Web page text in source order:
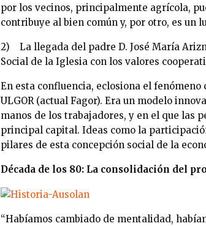
por los vecinos, principalmente agrícola,
contribuye al bien común y, por otro, es
2) La llegada del padre D. José María
Social de la Iglesia con los valores
En esta confluencia, eclosiona el fenómeno
ULGOR (actual Fagor). Era un modelo
manos de los trabajadores, y en el que las
principal capital. Ideas como la
pilares de esta concepción social de la
Década de los 80: La consolidación del
“Habíamos cambiado de mentalidad,